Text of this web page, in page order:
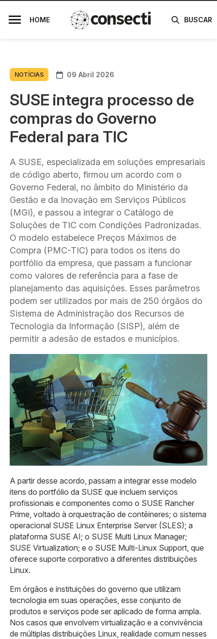
HOME BUSCAR
NOTÍCIAS 09 Abril 2026
SUSE integra processo de
compras do Governo
Federal para TIC
A SUSE, especializada em soluções empresariais
de código aberto, firmou um acordo com o
Governo Federal, no âmbito do Ministério da
Gestão e da Inovação em Serviços Públicos
(MGI), e passou a integrar o Catálogo de
Soluções de TIC com Condições Padronizadas.
O modelo estabelece Preços Máximos de
Compra (PMC-TIC) para todos os itens do
portfólio da empresa, que passam a funcionar
como valores de referência para a fase de
planejamento das aquisições. Esses parâmetros
podem ser utilizados por mais de 250 órgãos do
Sistema de Administração dos Recursos de
Tecnologia da Informação (SISP), além de
permitir a adesão de estados e municípios.
A partir desse acordo, passam a integrar esse modelo
itens do portfólio da SUSE que incluem serviços
profissionais e componentes como o SUSE Rancher
Prime, voltado à orquestração de contêineres; o sistema
operacional SUSE Linux Enterprise Server (SLES); a
plataforma SUSE AI; o SUSE Multi Linux Manager;
SUSE Virtualization; e o SUSE Multi-Linux Support, que
oferece suporte corporativo a diferentes distribuições
Linux.
Em órgãos e instituições do governo que utilizam
tecnologia em suas operações, esse conjunto de
produtos e serviços pode ser aplicado de forma ampla.
Nos casos que envolvem virtualização e a convivência
de múltiplas distribuições Linux, realidade comum nesses